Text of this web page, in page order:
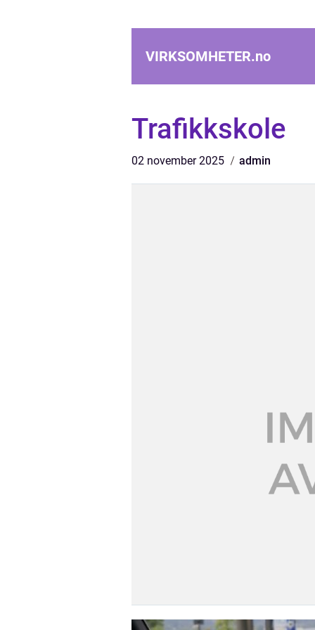
VIRKSOMHETER.no
Trafikkskole
02 november 2025 admin